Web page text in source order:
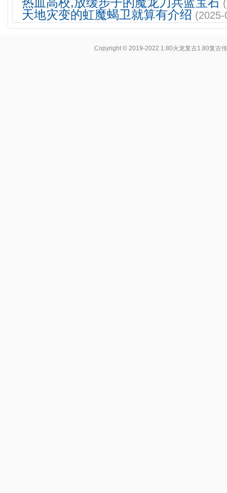
天地灾变的虹魔蝎卫就算有介绍
Copyright © 2019-2022 1.80火龙复古1.80复古